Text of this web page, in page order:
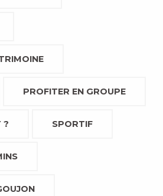
PROFITER EN GROUPE
? SPORTIF